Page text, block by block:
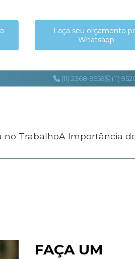
Faça seu orçamento
Whatsapp
(11) 2368-9559 (11)
no Trabalho A Importância
FAÇA UM